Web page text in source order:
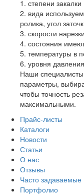
1. степени
2. вида
ролика, угол
3. скорости
4. состояния
5. температуры в
6. уровня
Наши специалисты
параметры,
чтобы точность
максимальными.
Прайс-листы
Каталоги
Новости
Статьи
О нас
Отзывы
Часто задаваемые
Портфолио